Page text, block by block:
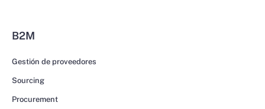
B2M
Gestión de proveedores
Sourcing
Procurement